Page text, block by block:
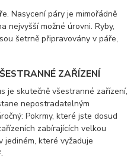
Nasycení páry je mimořádně
nejvyšší možné úrovni. Ryby,
šetrně připravovány v páře,
ZAŘÍZENÍ
je skutečně všestranné zařízení,
nepostradatelným
Pokrmy, které jste dosud
zabírajících velkou
jediném, které vyžaduje